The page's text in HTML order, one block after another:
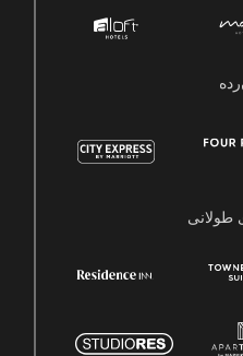
طولانی